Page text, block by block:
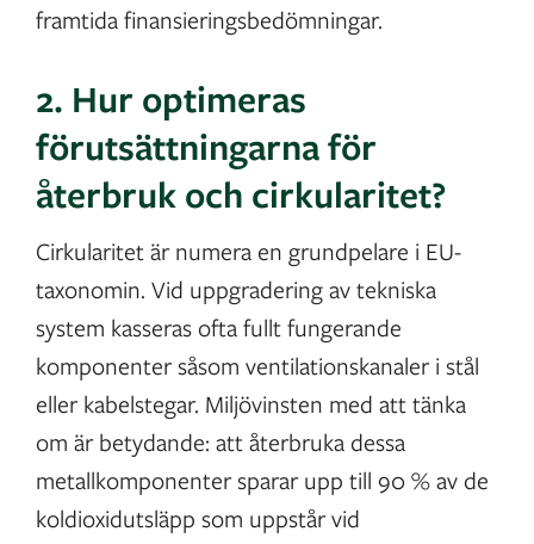
framtida finansieringsbedömningar.
2. Hur optimeras
förutsättningarna för
återbruk och cirkularitet?
Cirkularitet är numera en grundpelare i EU-
taxonomin. Vid uppgradering av tekniska
system kasseras ofta fullt fungerande
komponenter såsom ventilationskanaler i stål
eller kabelstegar. Miljövinsten med att tänka
om är betydande: att återbruka dessa
metallkomponenter sparar upp till 90 % av de
koldioxidutsläpp som uppstår vid